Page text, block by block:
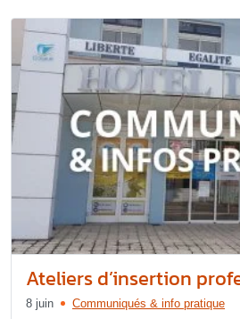
Ateliers d’insertion
8 juin Communiqués & info pratique